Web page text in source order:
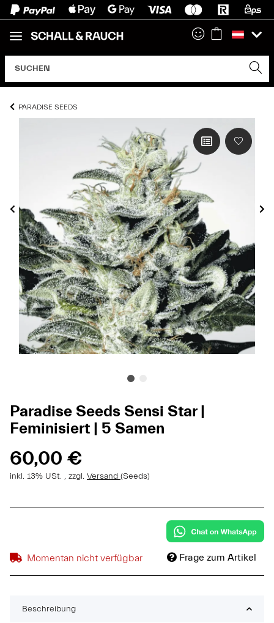
PARADISE SEEDS
Paradise Seeds Sensi Star |
Feminisiert | 5 Samen
60,00 €
inkl. 13% USt. , zzgl. Versand (Seeds)
Momentan nicht verfügbar Frage zum Artikel
Beschreibung